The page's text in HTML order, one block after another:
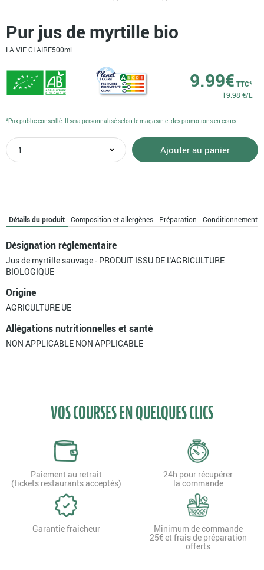
Pur jus de myrtille bio
LA VIE CLAIRE500ml
9.99€ TTC*
19.98 €/L
quantité
de
bio
Ajouter au panier
*Prix public conseillé. Il sera personnalisé selon le magasin et des promotions en cours.
Détails du produit Composition et allergènes Préparation Conditionnement
Désignation réglementaire
Jus de myrtille sauvage - PRODUIT ISSU DE L'AGRICULTURE
BIOLOGIQUE
Origine
AGRICULTURE UE
Allégations nutritionnelles et santé
NON APPLICABLE NON APPLICABLE
VOS COURSES EN QUELQUES CLICS
Paiement au retrait
(tickets restaurants acceptés)
24h pour récupérer
la commande
Garantie fraicheur Minimum de commande
25€ et frais de préparation
offerts